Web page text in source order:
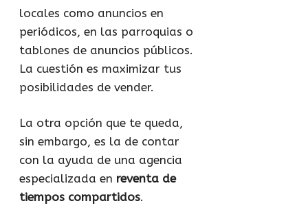
locales como anuncios en
periódicos, en las parroquias o
tablones de anuncios públicos.
La cuestión es maximizar tus
posibilidades de vender.
La otra opción que te queda,
sin embargo, es la de contar
con la ayuda de una agencia
especializada en reventa de
tiempos compartidos.